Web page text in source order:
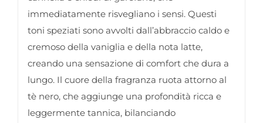
immediatamente risvegliano i sensi. Questi
toni speziati sono avvolti dall’abbraccio caldo e
cremoso della vaniglia e della nota latte,
creando una sensazione di comfort che dura a
lungo. Il cuore della fragranza ruota attorno al
tè nero, che aggiunge una profondità ricca e
leggermente tannica, bilanciando